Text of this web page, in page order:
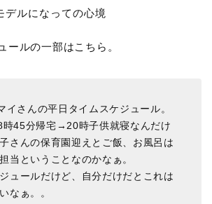
デルになっての心境
ールの一部はこちら。
イさんの平日タイムスケジュール。
45分帰宅→20時子供就寝なんだけ
さんの保育園迎えとご飯、お風呂は
当ということなのかなぁ。
ュールだけど、自分だけだとこれは
なぁ。。